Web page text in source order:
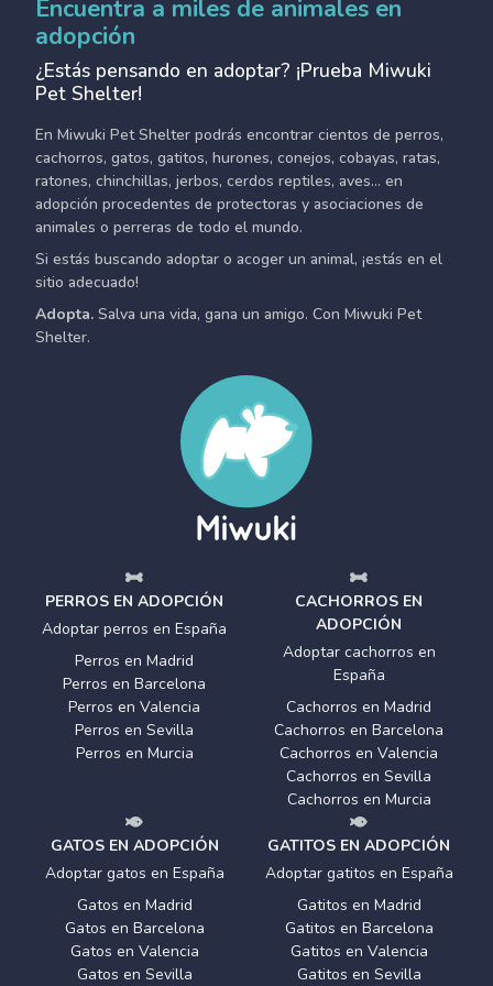
Encuentra a miles de animales en
adopción
¿Estás pensando en adoptar? ¡Prueba Miwuki
Pet Shelter!
En Miwuki Pet Shelter podrás encontrar cientos de perros,
cachorros, gatos, gatitos, hurones, conejos, cobayas, ratas,
ratones, chinchillas, jerbos, cerdos reptiles, aves... en
adopción procedentes de protectoras y asociaciones de
animales o perreras de todo el mundo.
Si estás buscando adoptar o acoger un animal, ¡estás en el
sitio adecuado!
Adopta. Salva una vida, gana un amigo. Con Miwuki Pet
Shelter.
PERROS EN ADOPCIÓN
Adoptar perros en España
Perros en Madrid
Perros en Barcelona
Perros en Valencia
Perros en Sevilla
Perros en Murcia
CACHORROS EN
ADOPCIÓN
Adoptar cachorros en
España
Cachorros en Madrid
Cachorros en Barcelona
Cachorros en Valencia
Cachorros en Sevilla
Cachorros en Murcia
GATOS EN ADOPCIÓN
Adoptar gatos en España
Gatos en Madrid
Gatos en Barcelona
Gatos en Valencia
Gatos en Sevilla
GATITOS EN ADOPCIÓN
Adoptar gatitos en España
Gatitos en Madrid
Gatitos en Barcelona
Gatitos en Valencia
Gatitos en Sevilla